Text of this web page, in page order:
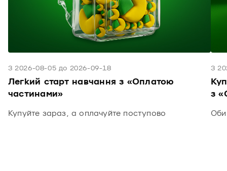
З 2026-08-05 до 2026-09-18
Легкий старт навчання з «Оплатою
частинами»
Купуйте зараз, а оплачуйте поступово
З
з